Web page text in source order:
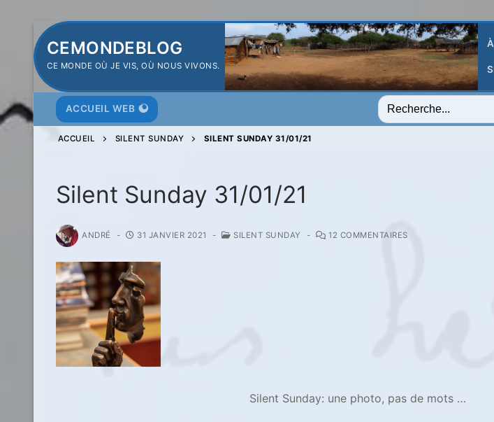
Aller
au
contenu
CEMONDEBLOG
CE MONDE OÙ JE VIS, OÙ NOUS VIVONS.
ACCUEIL WEB
Rechercher
:
ACCUEIL SILENT SUNDAY SILENT SUNDAY 31/01/21
Silent Sunday 31/01/21
ANDRÉ - 31 JANVIER 2021 - SILENT SUNDAY - 12 COMMENTAIRES
Silent Sunday: une photo, pas de mots …